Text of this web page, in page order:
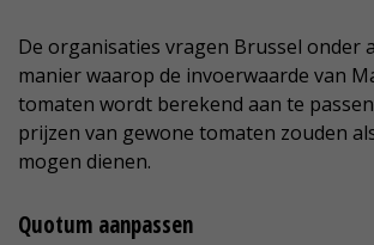
De organisaties vragen Brussel onder
manier waarop de invoerwaarde van
tomaten wordt berekend aan te
prijzen van gewone tomaten zouden
mogen dienen.
Quotum aanpassen